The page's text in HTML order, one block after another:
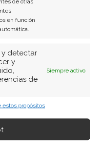
en función
y detectar
y
de
Siempre activo
estos propósitos